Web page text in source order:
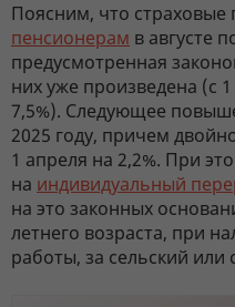
Поясним, что страховые
пенсионерам в августе
предусмотренная
них уже произведена (с
7,5%). Следующее
2025 году, причем
1 апреля на 2,2%. При
на индивидуальный
на это законных
летнего возраста, при
работы, за сельский или